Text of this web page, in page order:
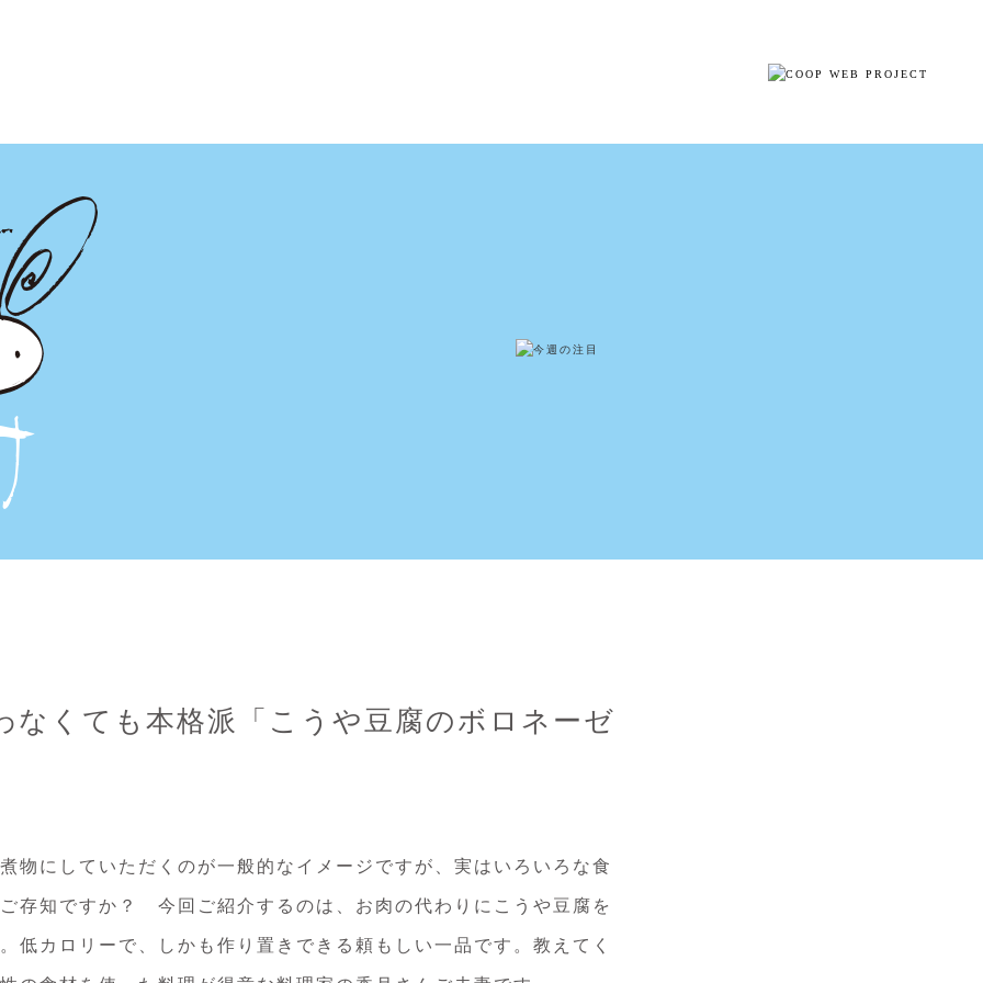
なくても本格派「こうや豆腐のボロネーゼ
物にしていただくのが一般的なイメージですが、実はいろいろな食
存知ですか？ 今回ご紹介するのは、お肉の代わりにこうや豆腐を
低カロリーで、しかも作り置きできる頼もしい一品です。教えてく